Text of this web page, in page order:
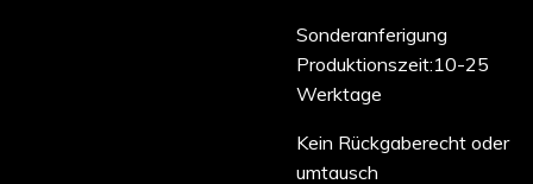
Sonderanferigung
Produktionszeit:10-25
Werktage
Kein Rückgaberecht oder
umtausch